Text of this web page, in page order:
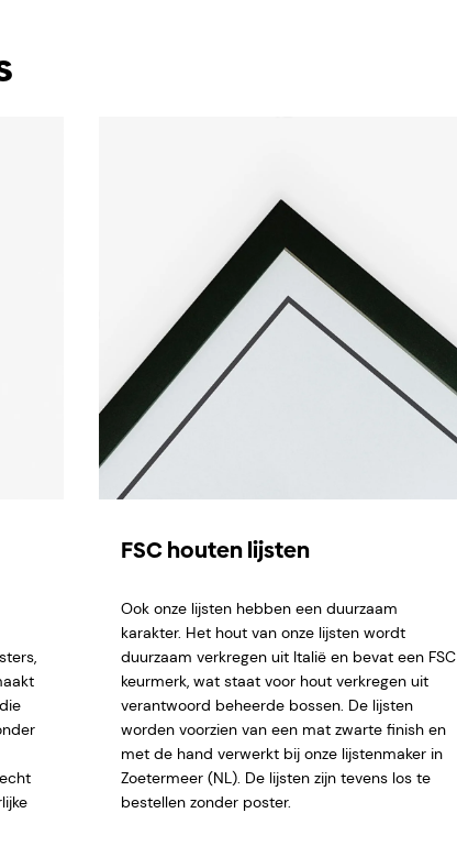
FSC houten lijsten
Ook onze lijsten hebben een duurzaam
karakter. Het hout van onze lijsten wordt
duurzaam verkregen uit Italië en bevat een FSC
keurmerk, wat staat voor hout verkregen uit
verantwoord beheerde bossen. De lijsten
worden voorzien van een mat zwarte finish en
met de hand verwerkt bij onze lijstenmaker in
Zoetermeer (NL). De lijsten zijn tevens los te
bestellen zonder poster.